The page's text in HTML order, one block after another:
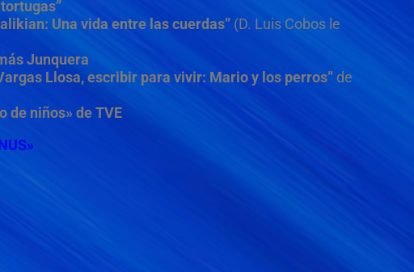
Una vida entre las cuerdas” (D. Luis Cobos le
Junquera
Llosa, escribir para vivir: Mario y los perros”de
de niños» de TVE